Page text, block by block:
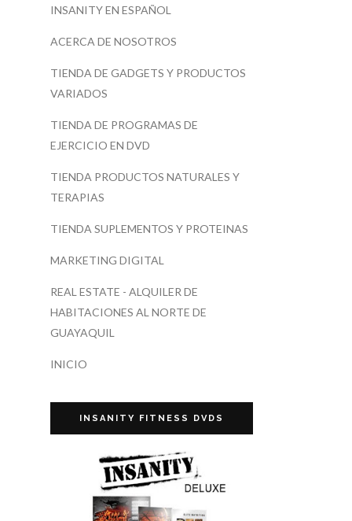
INSANITY EN ESPAÑOL
ACERCA DE NOSOTROS
TIENDA DE GADGETS Y PRODUCTOS
VARIADOS
TIENDA DE PROGRAMAS DE
EJERCICIO EN DVD
TIENDA PRODUCTOS NATURALES Y
TERAPIAS
TIENDA SUPLEMENTOS Y PROTEINAS
MARKETING DIGITAL
REAL ESTATE - ALQUILER DE
HABITACIONES AL NORTE DE
GUAYAQUIL
INICIO
INSANITY FITNESS DVDS